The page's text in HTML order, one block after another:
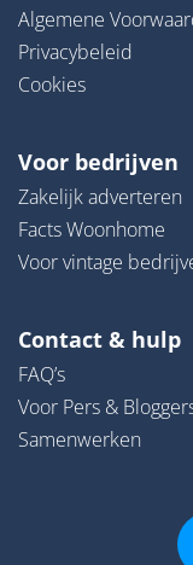
Algemene
Privacybeleid
Cookies
Voor bedrijven
Zakelijk adverteren
Facts Woonhome
Voor vintage
Contact & hulp
FAQ’s
Voor Pers &
Samenwerken